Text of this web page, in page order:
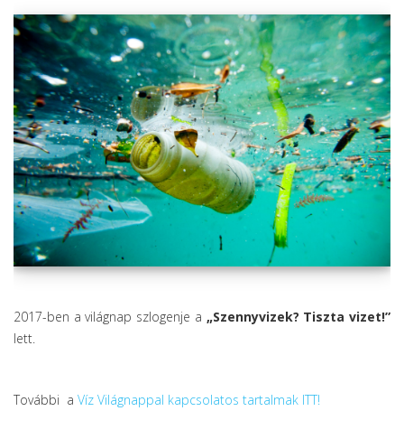
2017-ben a világnap szlogenje a „Szennyvizek? Tiszta vizet!”
lett.
További a Víz Világnappal kapcsolatos tartalmak ITT!